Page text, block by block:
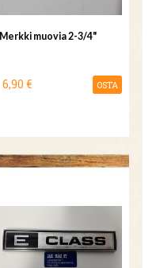
Merkki muovia 2-3/4"
6,90 € OSTA